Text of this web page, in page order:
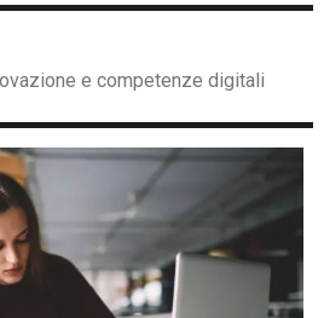
e competenze digitali